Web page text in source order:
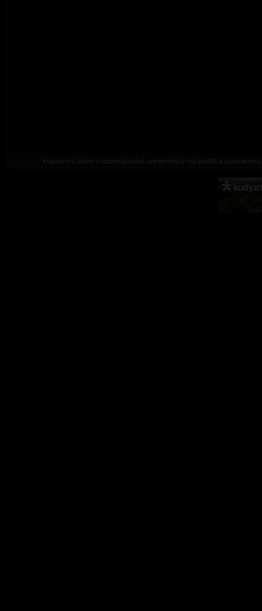
Kopírování, šíření a rozmnožování uveřejněných děl podléhá autorskému